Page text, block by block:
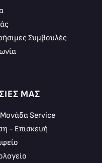
Συμβουλές
ΜΑΣ
Service
- Επισκευή